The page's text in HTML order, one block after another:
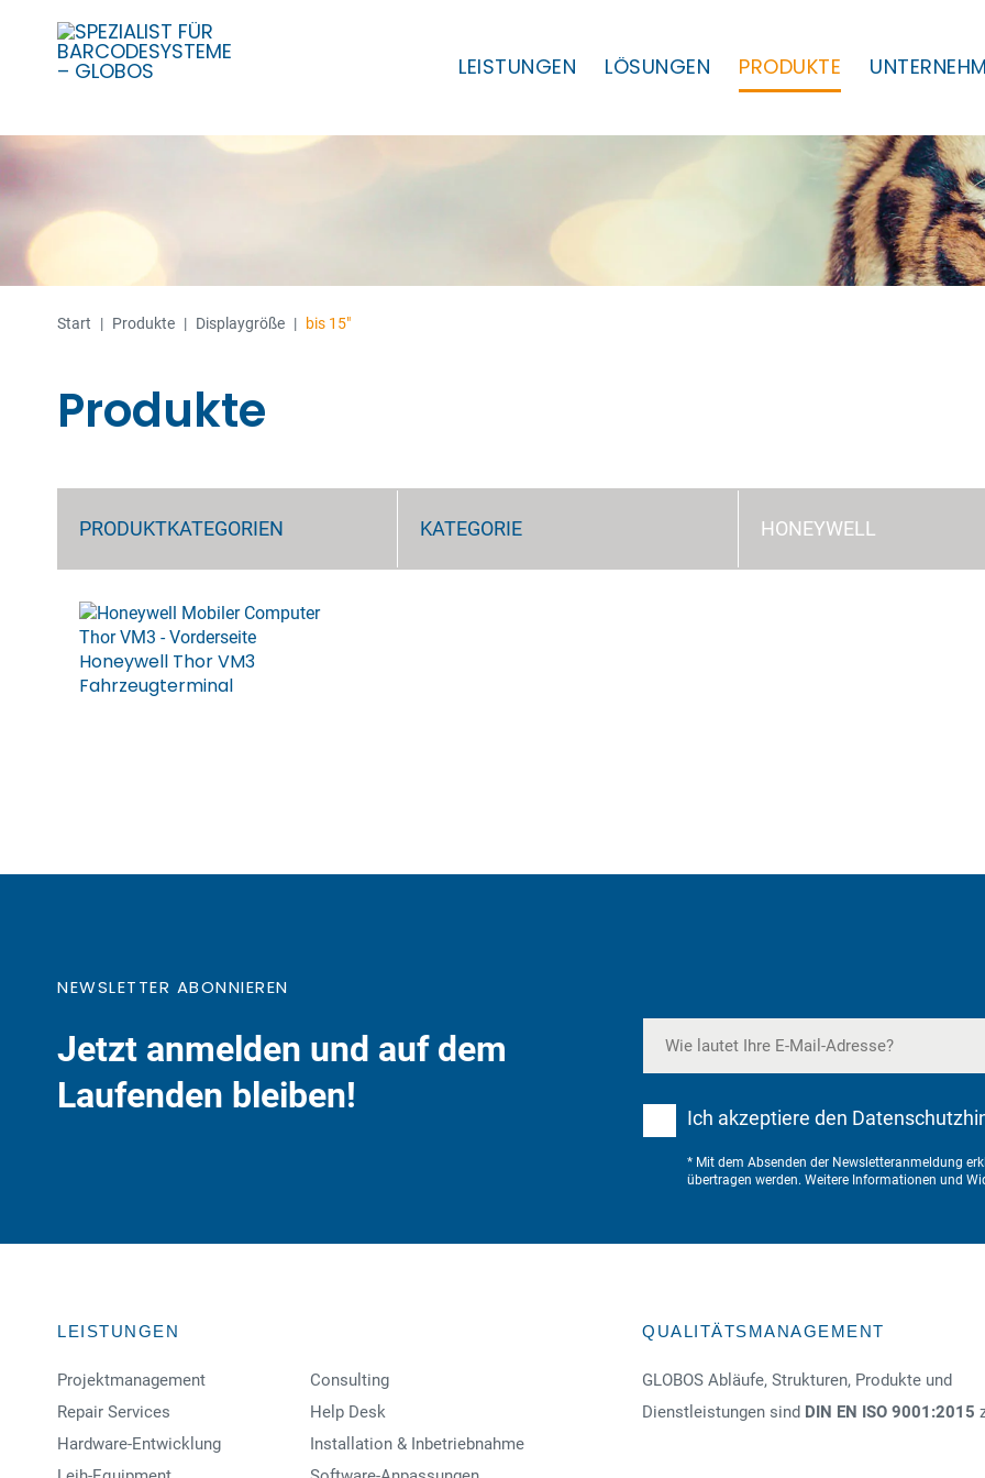
LEISTUNGEN LÖSUNGEN PRODUKTE
Skip
content
Start | Produkte | Displaygröße | bis 15"
Produkte
PRODUKTKATEGORIEN KATEGORIE HONEYWELL
Honeywell Thor VM3
Fahrzeugterminal
NEWSLETTER ABONNIEREN
Jetzt anmelden und auf dem
Laufenden bleiben!
Ich akzeptiere den
* Mit dem Absenden der Newsletteranmeldung
übertragen werden. Weitere Informationen und
LEISTUNGEN
Projektmanagement
Consulting
Repair Services
Help Desk
Hardware-Entwicklung
Installation & Inbetriebnahme
QUALITÄTSMANAGEMENT
GLOBOS Abläufe, Strukturen, Produkte und
Dienstleistungen sind DIN EN ISO 9001:2015